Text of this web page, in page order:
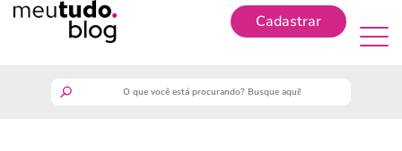
Cadastrar